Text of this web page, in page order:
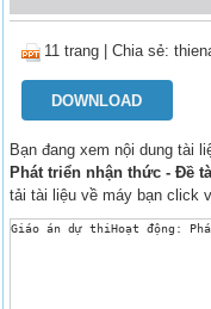
11 trang |Chia sẻ:
DOWNLOAD
Bạn đang xem nội dung tài
Phát triển nhận thức - Đề
tải tài liệu về máy bạn click
Giáo án dự thiHoạt động: